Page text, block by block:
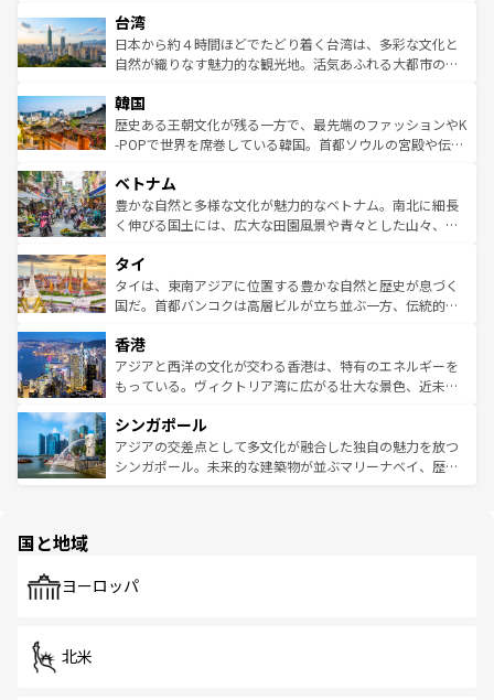
ならではの贅沢な旅のスタイルだ。 なお、新着のアメリカ
情報はコンテンツ一覧を参照してほしい。
れるおもてなしの心で訪れる人々を迎えてくれるハワイの
人々、おいしいローカルフードやハワイアンミュージッ
ク、伝統的なフラダンスなど、すべてがハワイの魅力を彩
ワイを、存分に味わってほしい。 なお、新着のハワイ情報
はコンテンツ一覧を参照してほしい。
リアリーフや大陸中央部にそびえるウルル（エアーズロッ
ク）、タスマニアの美しい原生林やケアンズの熱帯雨林な
ど、見どころがたくさん。また、カフェやワイン、オージ
いる。アクティビティも充実しており、サーフィンやダイ
ビング、ハイキングなど、アウトドア好きにはたまらな
い。オーストラリアの多彩な魅力を存分に味わいつくそ
参照してほしい。
台湾
日本から約４時間ほどでたどり着く台湾は、多彩な文化と
自然が織りなす魅力的な観光地。活気あふれる大都市の台
ン）、静ひつな山岳地帯である台湾東部など、都市の喧騒
と山間の静けさが共存しており、訪れる人に新しい発見と
驚きをもたらしてくれる。また、奥深い台湾の食文化も魅
容にもいいと評判のスイーツなど、バラエティ豊かな料理
が味わえる。 なお、新着の台湾情報は コンテンツ一覧を参
照してほしい。
韓国
歴史ある王朝文化が残る一方で、最先端のファッションやK
-POPで世界を席巻している韓国。首都ソウルの宮殿や伝統
き、地方に足を延ばせば四季折々の自然美を楽しむことが
できる。そして、キムチや焼肉、絶品のストリートフード
まで、さまざまな韓国料理が待っている。夜には、韓国な
リティに包まれながら、韓国の多彩な魅力を心ゆくまで味
わってみてほしい。 なお、新着の韓国情報はコンテンツ一
覧を参照してほしい。
ベトナム
豊かな自然と多様な文化が魅力的なベトナム。南北に細長
く伸びる国土には、広大な田園風景や青々とした山々、世
急速な発展と共に伝統が息づく。ハノイの古い町並みやホ
ーチミン市のフランス統治時代の建物も、独特の雰囲気を
醸し出している。また、バラエティの豊かさとおいしさで
とつ。フォーやバインミー、ベトナムコーヒーなどは、ぜ
ひ現地で味わいたい。どの地域を訪れてもあたたかい人々
が旅行者を迎えてくれるので、きっと忘れられない旅にな
参照してほしい。
タイ
タイは、東南アジアに位置する豊かな自然と歴史が息づく
国だ。首都バンコクは高層ビルが立ち並ぶ一方、伝統的な
の活気が交差している。北部ではチェンマイなどの山岳地
帯で自然と触れ合い、南部ではプーケットやクラビの美し
いビーチでリゾート気分を楽しむことができる。タイ料理
激する。気候は一年中温暖で、どの季節にも異なる楽しみ
が待っている。親しみやすいタイの人々、仏教を中心とし
た文化、そして多様な観光資源が、訪れる旅人を魅了し続
香港
アジアと西洋の文化が交わる香港は、特有のエネルギーを
もっている。ヴィクトリア湾に広がる壮大な景色、近未来
み、どこを訪れても感動するはず。観光スポットが密集し
ており、効率よく見どころを回れるのも魅力。息をのむよ
うな絶景から文化的な体験まで、香港を存分に楽しみ尽く
シンガポール
アジアの交差点として多文化が融合した独自の魅力を放つ
シンガポール。未来的な建築物が並ぶマリーナベイ、歴史
で、ホーカーズは地元の風情を楽しめる外せないスポット
国と地域
ヨーロッパ
北米